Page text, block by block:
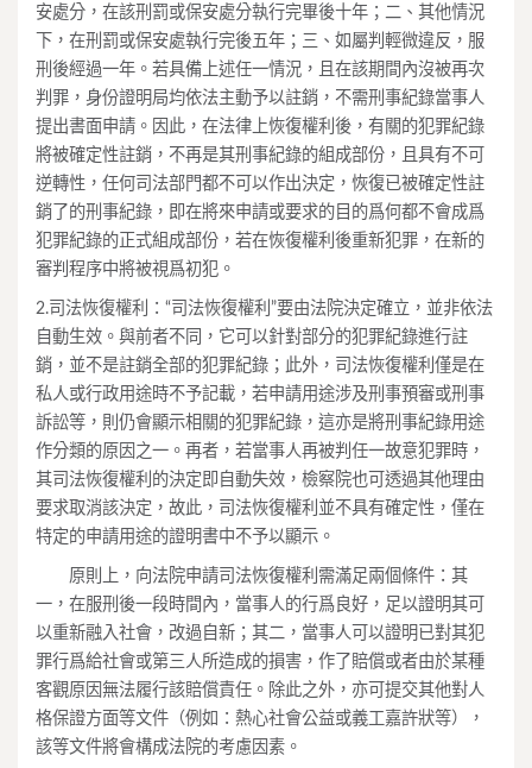
安處分，在該刑罰或保安處分執行完畢後十年；二、其他情況
下，在刑罰或保安處執行完後五年；三、如屬判輕微違反，服
刑後經過一年。若具備上述任一情況，且在該期間內沒被再次
判罪，身份證明局均依法主動予以註銷，不需刑事紀錄當事人
提出書面申請。因此，在法律上恢復權利後，有關的犯罪紀錄
將被確定性註銷，不再是其刑事紀錄的組成部份，且具有不可
逆轉性，任何司法部門都不可以作出決定，恢復已被確定性註
銷了的刑事紀錄，即在將來申請或要求的目的爲何都不會成爲
犯罪紀錄的正式組成部份，若在恢復權利後重新犯罪，在新的
審判程序中將被視爲初犯。
2.司法恢復權利：“司法恢復權利”要由法院決定確立，並非依法
自動生效。與前者不同，它可以針對部分的犯罪紀錄進行註
銷，並不是註銷全部的犯罪紀錄；此外，司法恢復權利僅是在
私人或行政用途時不予記載，若申請用途涉及刑事預審或刑事
訴訟等，則仍會顯示相關的犯罪紀錄，這亦是將刑事紀錄用途
作分類的原因之一。再者，若當事人再被判任一故意犯罪時，
其司法恢復權利的決定即自動失效，檢察院也可透過其他理由
要求取消該決定，故此，司法恢復權利並不具有確定性，僅在
特定的申請用途的證明書中不予以顯示。
原則上，向法院申請司法恢復權利需滿足兩個條件：其
一，在服刑後一段時間內，當事人的行爲良好，足以證明其可
以重新融入社會，改過自新；其二，當事人可以證明已對其犯
罪行爲給社會或第三人所造成的損害，作了賠償或者由於某種
客觀原因無法履行該賠償責任。除此之外，亦可提交其他對人
格保證方面等文件（例如：熱心社會公益或義工嘉許狀等），
該等文件將會構成法院的考慮因素。